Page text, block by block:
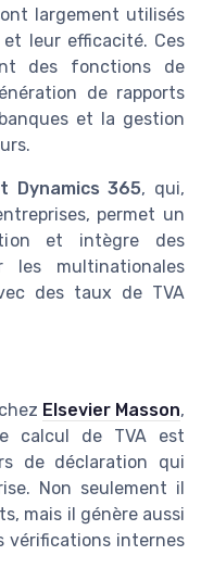
largement utilisés
leur efficacité. Ces
des fonctions de
de rapports
et la gestion
Dynamics 365, qui,
permet un
et intègre des
les multinationales
des taux de TVA
Elsevier Masson,
calcul de TVA est
de déclaration qui
Non seulement il
mais il génère aussi
vérifications internes